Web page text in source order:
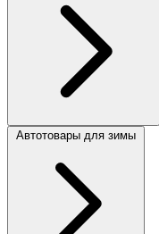
Автотовары для зимы